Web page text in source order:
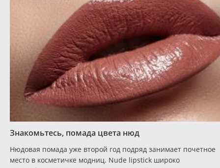
Знакомьтесь, помада цвета нюд
Нюдовая помада уже второй год подряд занимает почетное
место в косметичке модниц. Nude lipstick широко